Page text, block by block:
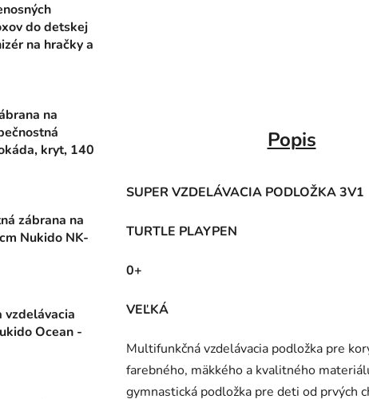
do detskej
na hračky a
na
kryt, 140
zábrana na
Nukido NK-
vzdelávacia
Ocean -
Popis
SUPER VZDELÁVACIA PODLOŽKA 3V1
TURTLE PLAYPEN
0+
VEĽKÁ
Multifunkčná vzdelávacia podložka pre
farebného, mäkkého a kvalitného
gymnastická podložka pre deti od prvých